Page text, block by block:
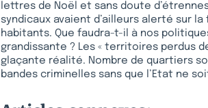
lettres de Noël et sans doute
syndicaux avaient d’ailleurs alerté sur
habitants. Que faudra-t-il à nos
grandissante ? Les « territoires perdus
glaçante réalité. Nombre de quartiers
bandes criminelles sans que l’Etat ne